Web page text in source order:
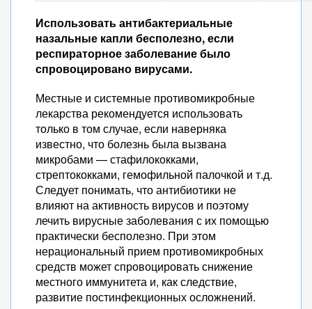
Использовать антибактериальные
назальные капли бесполезно, если
респираторное заболевание было
спровоцировано вирусами.
Местные и системные противомикробные
лекарства рекомендуется использовать
только в том случае, если наверняка
известно, что болезнь была вызвана
микробами — стафилококками,
стрептококками, гемофильной палочкой и т.д.
Следует понимать, что антибиотики не
влияют на активность вирусов и поэтому
лечить вирусные заболевания с их помощью
практически бесполезно. При этом
нерациональный прием противомикробных
средств может спровоцировать снижение
местного иммунитета и, как следствие,
развитие постинфекционных осложнений.